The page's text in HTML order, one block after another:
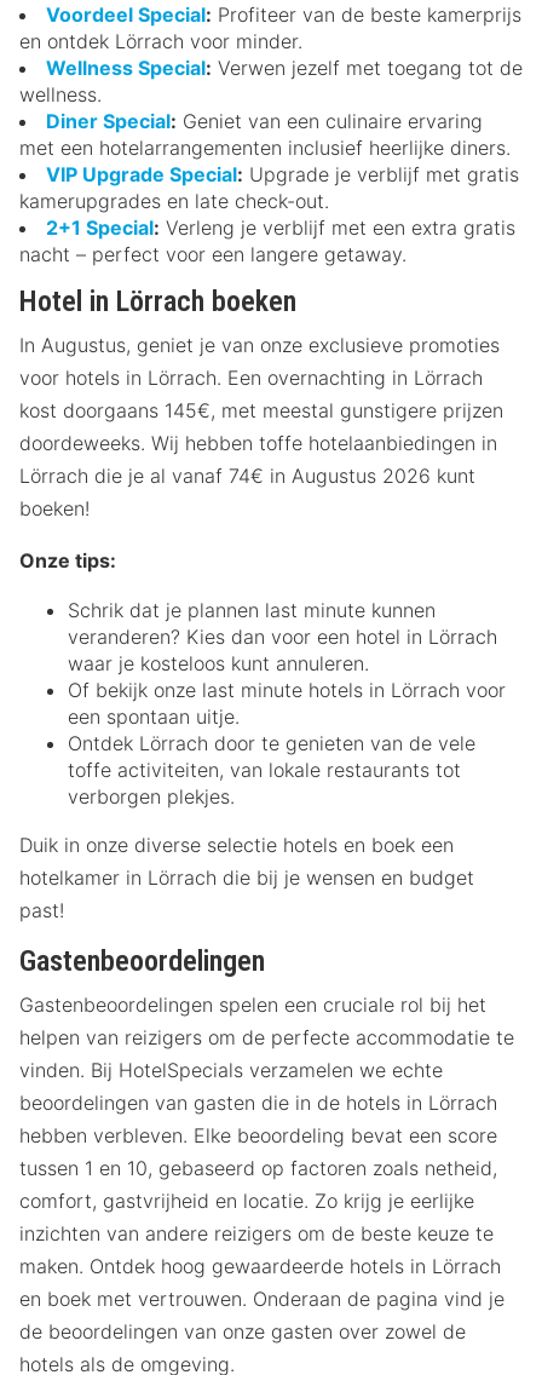
Voordeel Special: Profiteer van de beste kamerprijs
en ontdek Lörrach voor minder.
Wellness Special: Verwen jezelf met toegang tot de
wellness.
Diner Special: Geniet van een culinaire ervaring
met een hotelarrangementen inclusief heerlijke diners.
VIP Upgrade Special: Upgrade je verblijf met gratis
kamerupgrades en late check-out.
2+1 Special: Verleng je verblijf met een extra gratis
nacht – perfect voor een langere getaway.
Hotel in Lörrach boeken
In Augustus, geniet je van onze exclusieve promoties
voor hotels in Lörrach. Een overnachting in Lörrach
kost doorgaans 145€, met meestal gunstigere prijzen
doordeweeks. Wij hebben toffe hotelaanbiedingen in
Lörrach die je al vanaf 74€ in Augustus 2026 kunt
boeken!
Onze tips:
Schrik dat je plannen last minute kunnen
veranderen? Kies dan voor een hotel in Lörrach
waar je kosteloos kunt annuleren.
Of bekijk onze last minute hotels in Lörrach voor
een spontaan uitje.
Ontdek Lörrach door te genieten van de vele
toffe activiteiten, van lokale restaurants tot
verborgen plekjes.
Duik in onze diverse selectie hotels en boek een
hotelkamer in Lörrach die bij je wensen en budget
past!
Gastenbeoordelingen
Gastenbeoordelingen spelen een cruciale rol bij het
helpen van reizigers om de perfecte accommodatie te
vinden. Bij HotelSpecials verzamelen we echte
beoordelingen van gasten die in de hotels in Lörrach
hebben verbleven. Elke beoordeling bevat een score
tussen 1 en 10, gebaseerd op factoren zoals netheid,
comfort, gastvrijheid en locatie. Zo krijg je eerlijke
inzichten van andere reizigers om de beste keuze te
maken. Ontdek hoog gewaardeerde hotels in Lörrach
en boek met vertrouwen. Onderaan de pagina vind je
de beoordelingen van onze gasten over zowel de
hotels als de omgeving.